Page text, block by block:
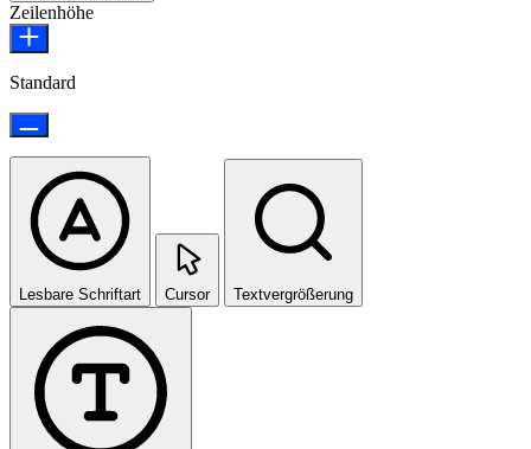
Zeilenhöhe
Standard
Lesbare Schriftart Cursor Textvergrößerung